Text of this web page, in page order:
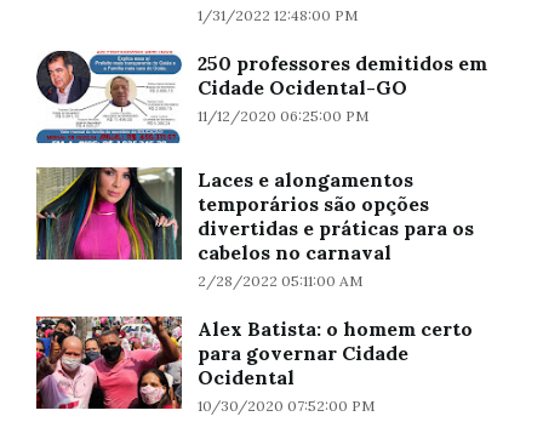
1/31/2022 12:48:00 PM
250 professores demitidos em
Cidade Ocidental-GO
11/12/2020 06:25:00 PM
Laces e alongamentos
temporários são opções
divertidas e práticas para os
cabelos no carnaval
2/28/2022 05:11:00 AM
Alex Batista: o homem certo
para governar Cidade
Ocidental
10/30/2020 07:52:00 PM